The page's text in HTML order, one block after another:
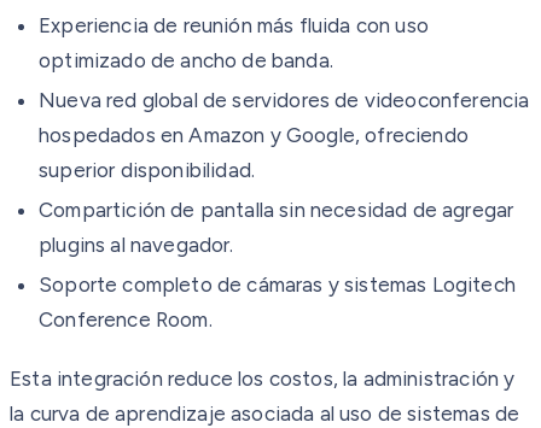
Experiencia de reunión más fluida con uso
optimizado de ancho de banda.
Nueva red global de servidores de videoconferencia
hospedados en Amazon y Google, ofreciendo
superior disponibilidad.
Compartición de pantalla sin necesidad de agregar
plugins al navegador.
Soporte completo de cámaras y sistemas Logitech
Conference Room.
Esta integración reduce los costos, la administración y
la curva de aprendizaje asociada al uso de sistemas de